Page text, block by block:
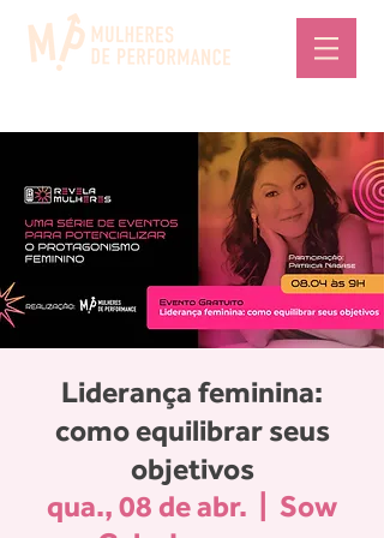
Liderança feminina:
como equilibrar seus
objetivos
qua., 08 de abr.
Sow